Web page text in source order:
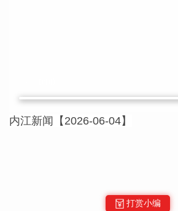
内江新闻【2026-06-04】
打赏小编